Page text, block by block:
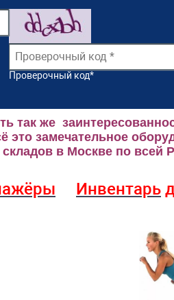
Проверочный код*
так же
замечательное
в Москве по всей
Инвентарь